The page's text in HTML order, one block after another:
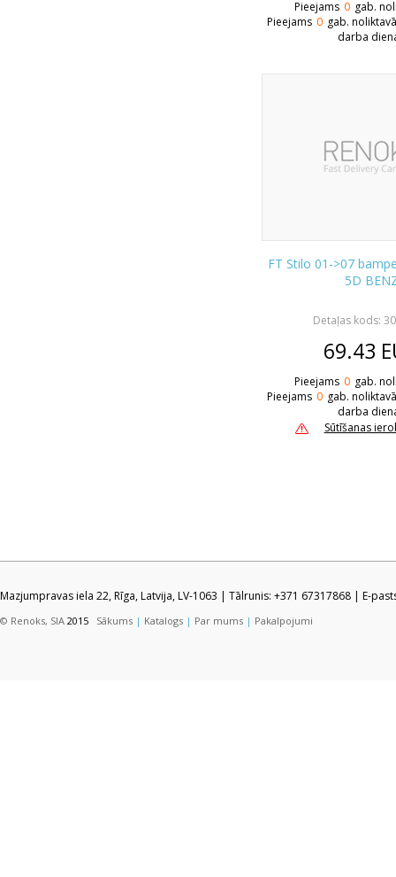
Pieejams 0 gab.
Pieejams 0 gab.
darba
FT Stilo 01->07
5D
Detaļas kods:
69.43
Pieejams 0 gab.
Pieejams 0 gab.
darba
Sūtīšanas
Mazjumpravas iela 22, Rīga, Latvija, LV-1063 | Tālrunis: +371 67317868 | E-
© Renoks, SIA 2015 Sākums | Katalogs | Par mums | Pakalpojumi